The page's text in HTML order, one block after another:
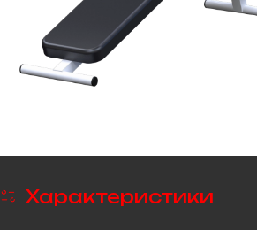
Характеристики